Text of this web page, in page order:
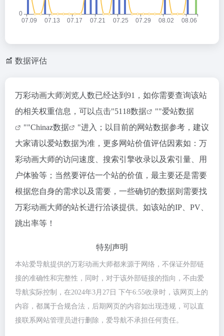
数据评估
万彩动画大师浏览人数已经达到91，如你需要查询该站
的相关权重信息，可以点击"5118数据 ""爱站数据
""Chinaz数据
"进入；以目前的网站数据参考，建议
大家请以爱站数据为准，更多网站价值评估因素如：万
彩动画大师的访问速度、搜索引擎收录以及索引量、用
户体验等；当然要评估一个站的价值，最主要还是需要
根据您自身的需求以及需要，一些确切的数据则需要找
万彩动画大师的站长进行洽谈提供。如该站的IP、PV、
跳出率等！
特别声明
本站爱导航提供的万彩动画大师都来源于网络，不保证外部链
接的准确性和完整性，同时，对于该外部链接的指向，不由爱
导航实际控制，在2024年3月27日 下午6:55收录时，该网页上的
内容，都属于合规合法，后期网页的内容如出现违规，可以直
接联系网站管理员进行删除，爱导航不承担任何责任。